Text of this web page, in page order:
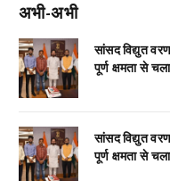
अभी-अभी
सांसद विद्युत
पूर्ण क्षमता से
सांसद विद्युत
पूर्ण क्षमता से